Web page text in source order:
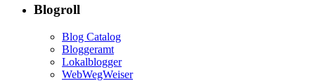
Blogroll
Blog Catalog
Bloggeramt
Lokalblogger
WebWegWeiser